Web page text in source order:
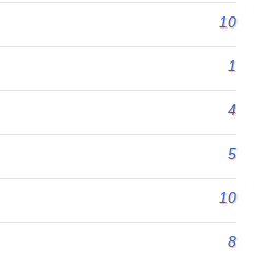
10
1
4
5
10
8